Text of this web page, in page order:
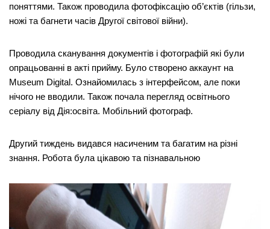
поняттями. Також проводила фотофіксацію об’єктів (гільзи,
ножі та багнети часів Другої світової війни).
Проводила сканування документів і фотографій які були
опрацьованні в акті прийму. Було створено аккаунт на
Museum Digital. Ознайомилась з інтерфейсом, але поки
нічого не вводили. Також почала перегляд освітнього
серіалу від Дія:освіта. Мобільний фотограф.
Другий тиждень видався насиченим та багатим на різні
знання. Робота була цікавою та пізнавальною